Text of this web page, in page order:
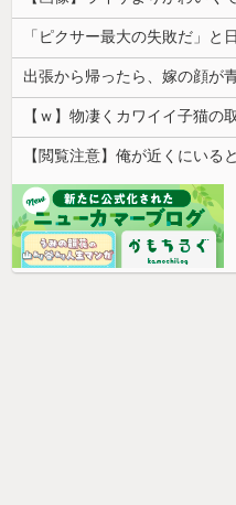
【ｗ】物凄くカワイイ子猫の
【閲覧注意】俺が近くにいる